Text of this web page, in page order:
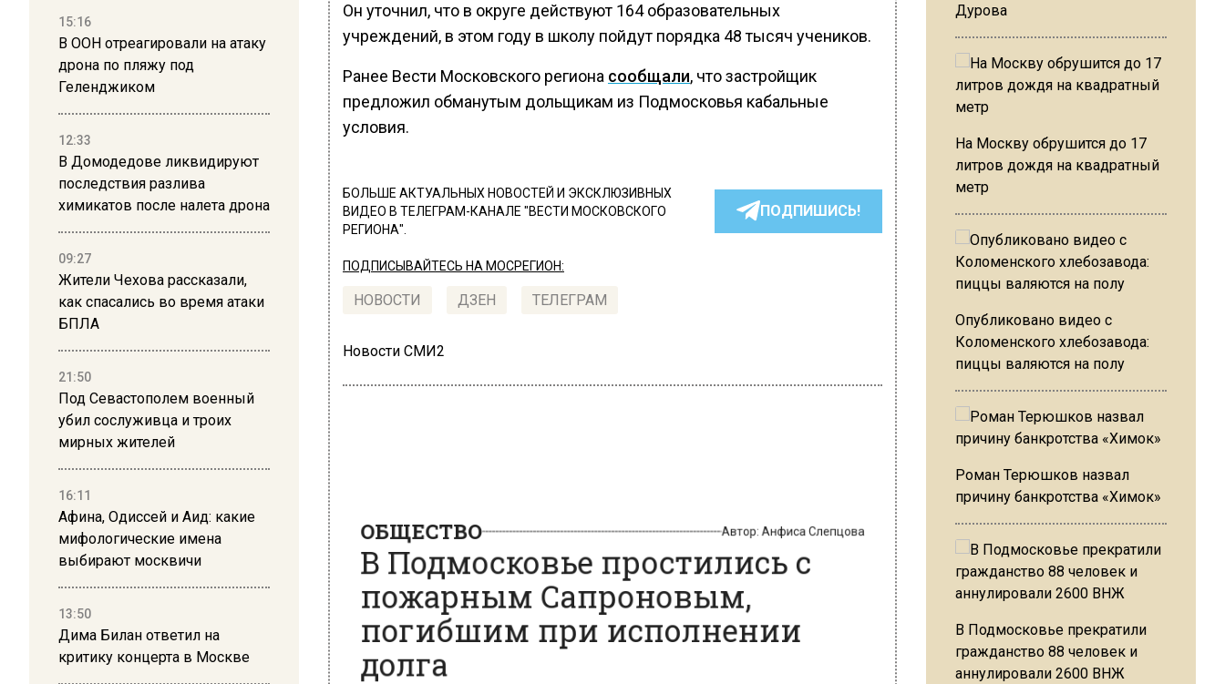
15:16
В ООН отреагировали на атаку
дрона по пляжу под
Геленджиком
12:33
В Домодедове ликвидируют
последствия разлива
химикатов после налета дрона
09:27
Жители Чехова рассказали,
как спасались во время атаки
БПЛА
21:50
Под Севастополем военный
убил сослуживца и троих
мирных жителей
16:11
Афина, Одиссей и Аид: какие
мифологические имена
выбирают москвичи
13:50
Дима Билан ответил на
критику концерта в Москве
Он уточнил, что в округе действуют 164 образовательных
учреждений, в этом году в школу пойдут порядка 48 тысяч учеников.
Ранее Вести Московского региона сообщали, что застройщик
предложил обманутым дольщикам из Подмосковья кабальные
условия.
БОЛЬШЕ АКТУАЛЬНЫХ НОВОСТЕЙ И ЭКСКЛЮЗИВНЫХ
ВИДЕО В ТЕЛЕГРАМ-КАНАЛЕ "ВЕСТИ МОСКОВСКОГО
РЕГИОНА".
ПОДПИШИСЬ!
ПОДПИСЫВАЙТЕСЬ НА МОСРЕГИОН:
НОВОСТИ ДЗЕН ТЕЛЕГРАМ
Новости СМИ2
В Подмосковье простились с
пожарным Сапроновым,
погибшим при исполнении
долга
Дурова
На Москву обрушится до 17
литров дождя на квадратный
метр
Опубликовано видео с
Коломенского хлебозавода:
пиццы валяются на полу
Роман Терюшков назвал
причину банкротства «Химок»
В Подмосковье прекратили
гражданство 88 человек и
аннулировали 2600 ВНЖ